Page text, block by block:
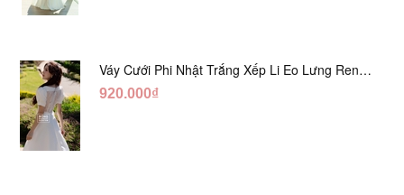
Váy Cưới Phi Nhật Trắng Xếp Li Eo Lưng Ren
DC547
920.000₫